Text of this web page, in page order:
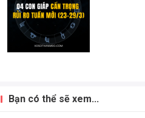
Bạn có thể sẽ xem...